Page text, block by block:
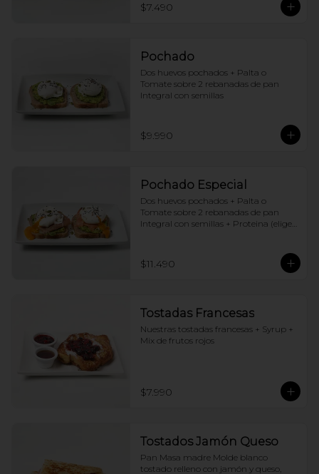
$7.490
Pochado
Dos huevos pochados + Palta o
Tomate sobre 2 rebanadas de pan
Integral con semillas
$9.990
Pochado Especial
Dos huevos pochados + Palta o
Tomate sobre 2 rebanadas de pan
Integral con semillas + Proteina (elige
$11.490
Tostadas Francesas
Nuestras tostadas francesas + Syrup +
Mix de frutos rojos
$7.990
Tostados Jamón Queso
Pan Masa madre Molde blanco
tostado relleno con jamón y queso,